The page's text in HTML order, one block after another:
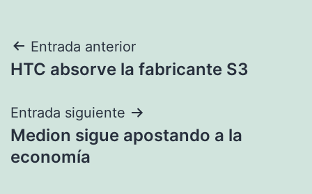
Navegación
de
entradas
Entrada anterior
HTC absorve la fabricante S3
Entrada siguiente
Medion sigue apostando a la
economía